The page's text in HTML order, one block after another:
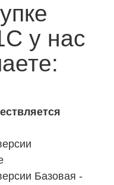
у нас
Базовая -